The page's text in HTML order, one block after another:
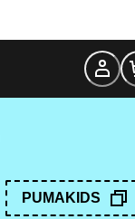
PUMAKIDS